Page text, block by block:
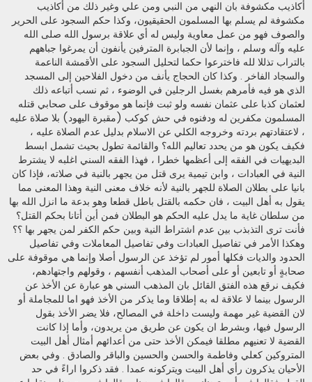
أكاذيب مكشوفة بان النهي من النبي ومن علي وغير ذلك من أكاذيب
مكشوفة لم يسلم بها المسلمون الحقيقيون، وكذا حكم السجود على الحرير
والصوف فهو من عمل معاوية وليس له أي علاقة برسول الله صلى الله
عليه وآله وسلم ، وإنما لأن الجبابرة المترفين يأنفون أن يمرغوا جباههم
بالتراب تذللا لله فاخترعوا حكما لتحليل السجود على الأقمشة الناعمة
والسجاد الفاخر . وكذا كان الحجاج يأنف من دخول الفلاحين إلى المسجد
الذي هو فيه فأمرهم بغسل الرجلين في الوضوء ، ثم نسب أتباعه ذلك
لعثمان كذبا على عثمان نفسه ولو ثبت فإنما هو موقوف على صحابي قتله
المسلمون مكفرين له ودفنوه في حش كوكب (مقبرة اليهود) بلا صلاة عليه
، لاعتقادتهم بردته وخروجه الكلي عن الاسلام بدليل عدم الصلاة عليه ،
فكيف يكون هو من يحدد تعاليم الله؟ والقائمة تطول بحيث تشمل ابسط
البديهيات في الفقه إلى أعظمها خطرا ، فهذا الفقه السني اغلبه لا يشترط
النية في العبادات ، وابن تيمية يرى قتل من يجهر بالنية في صلاته، فإذا كان
بانيا على بطلان الصلاة للجهر بالنية لأنه خلاف معنى النية وهذا المعنى مما
يقول به أهل البيت ، فان حكمه بالقتل باطل قطعا وهو بدعة ما انزل الله بها
من سلطان غاية ما يدل عليه الحكم هو البطلان فمن أين أتانا بحكم القتل؟
فأنت ترى التذبذب بين عدم اشتراط النية وبين حكم الكفر لمن يجهر بها ؟؟
وهكذا الأمر في تفاصيل العبادات وفي تفاصيل المعاملات وفي تفاصيل
الحدود والديات فكلها أمور لم تؤخذ عن الرسول أصلا وإنما هي موقوفة على
صحابةٍ أو تابعين أو على أصحاب المذهب أنفسهم ، وقولهم واجتهادهم،
فكيف نرقع هذه الفتق القائل بان المذهب السني هو عبارة عن الأخذ عن
الرسول بينما لا علاقة له به إطلاقا وما يذكر من الأخذ فهو اما للمجاملة أو
لان القضية غير مهمة وليست داخلة في المصالح، فلا يضر الأخذ بقول
الرسول فيها، وبشرط ان يكون عن طريق من يريدون، وأما إذا كانت
القضية لا تعنيهم مطلقا فيمكن الأخذ حتى من أعدائهم أمثال أهل البيت
المتروكين كعلي وفاطمة والحسن والحسين والباقر والصادق . وفي بعض
الأحيان يذكرون رأي أهل البيت ويتركونه عمدا . فقد ذكروا اراءً في حد